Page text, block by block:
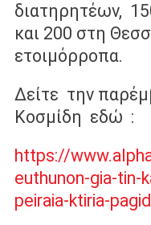
διατηρητέων,
και 200 στη
ετοιμόρροπα.
Δείτε την
Κοσμίδη εδώ :
https://
euthunon-gia-tin-
peiraia-ktiria-